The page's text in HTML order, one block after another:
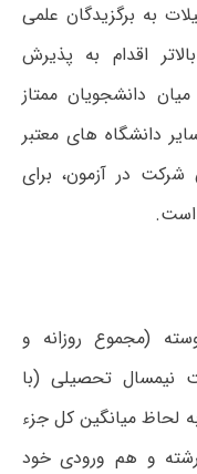
به برگزیدگان علمی
اقدام به پذیرش
دانشجویان ممتاز
و سایر دانشگاه های معتبر
در آزمون، برای
(مجموع روزانه و
نیمسال تحصیلی (با
به لحاظ میانگین کل جزء
و هم ورودی خود